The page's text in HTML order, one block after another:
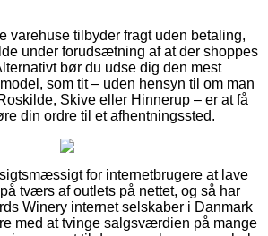
varehuse tilbyder fragt uden betaling,
under forudsætning af at der shoppes
bør du udse dig den mest
som tit – uden hensyn til om man
Skive eller Hinnerup – er at få
din ordre til et afhentningssted.
for internetbrugere at lave
tværs af outlets på nettet, og så har
Winery internet selskaber i Danmark
med at tvinge salgsværdien på mange